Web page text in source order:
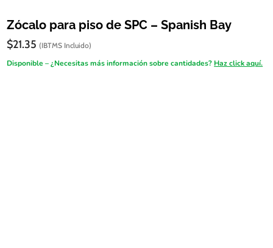
Zócalo para piso de SPC – Spanish Bay
$21.35 (IBTMS Incluido)
Disponible – ¿Necesitas más información sobre cantidades? Haz click aquí.